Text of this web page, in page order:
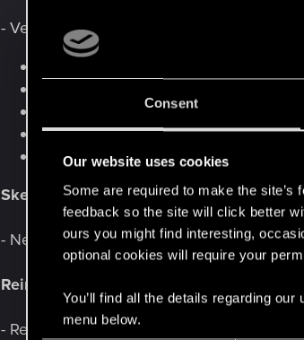
Consent
Our website uses cookies
Some are required to make the
feedback so the site will click better
ours you might find interesting,
optional cookies will require your
You’ll find all the details regarding
menu below.
- Velho Lança: Dormente: poder alterado
Habilidade alterada para:
Após 3 turnos, invoca Velho Lança
Se Velho Lança: Dormente recebe
Skellige
- Nenhuma alteração.
Reinos do Norte
- Revolta: a dica de ferramenta foi